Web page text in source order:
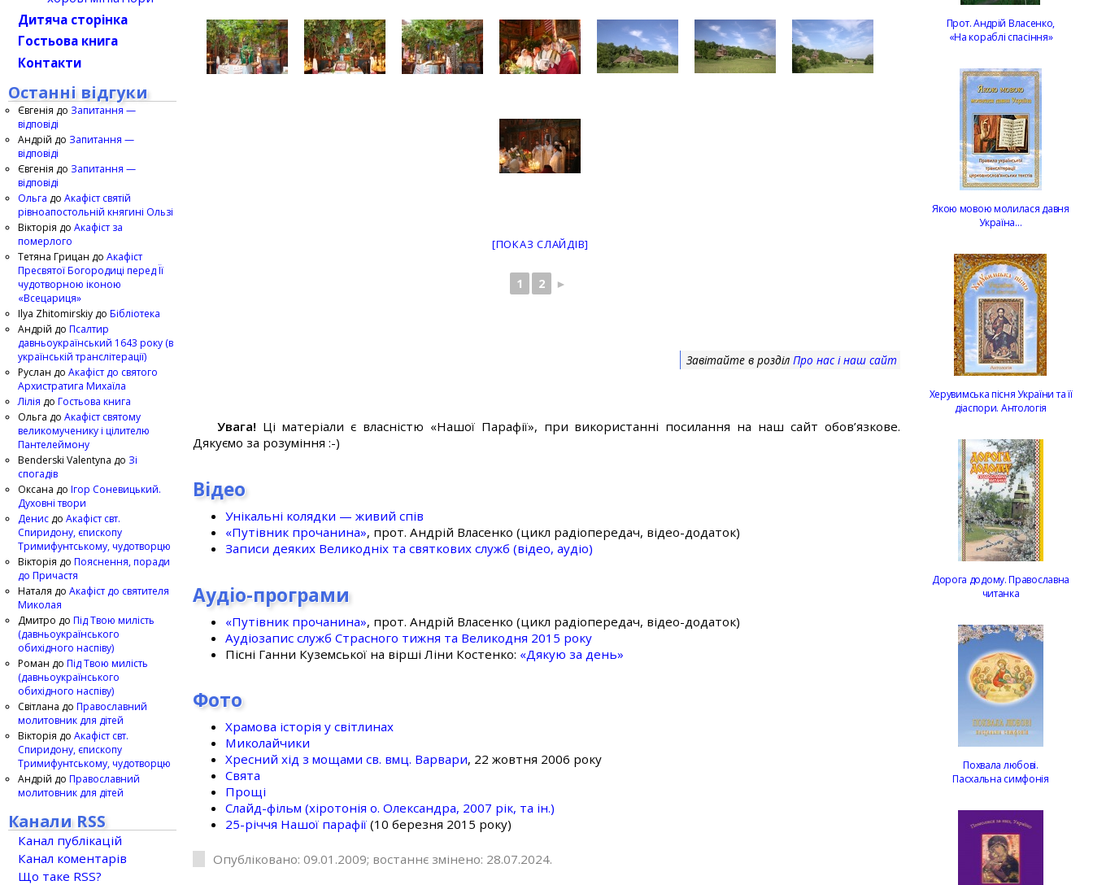
[ПОКАЗ СЛАЙДІВ]
1 2 ►
Завітайте в розділ Про нас і наш сайт
Увага! Ці матеріали є власністю «Нашої Парафії», при використанні посилання на наш сайт обов’язкове.
Дякуємо за розуміння :-)
Відео
Унікальні колядки — живий спів
«Путівник прочанина», прот. Андрій Власенко (цикл радіопередач, відео-додаток)
Записи деяких Великодніх та святкових служб (відео, аудіо)
Аудіо-програми
«Путівник прочанина», прот. Андрій Власенко (цикл радіопередач, відео-додаток)
Аудіозапис служб Страсного тижня та Великодня 2015 року
Пісні Ганни Куземської на вірші Ліни Костенко: «Дякую за день»
Фото
Храмова історія у світлинах
Миколайчики
Хресний хід з мощами св. вмц. Варвари, 22 жовтня 2006 року
Свята
Прощі
Слайд-фільм (хіротонія о. Олександра, 2007 рік, та ін.)
25-рiччя Нашої парафiї (10 березня 2015 року)
Опубліковано: 09.01.2009; востаннє змінено: 28.07.2024.
Дитяча сторінка
Гостьова книга
Контакти
Останні відгуки
Євгенія до Запитання —
відповіді
Андрій до Запитання —
відповіді
Євгенія до Запитання —
відповіді
Ольга до Акафіст святій
рівноапостольній княгині Ользі
Вікторія до Акафіст за
померлого
Тетяна Грицан до Акафіст
Пресвятої Богородиці перед Її
чудотворною іконою
«Всецариця»
Ilya Zhitomirskiy до Бібліотека
Андрій до Псалтир
давньоукраїнський 1643 року (в
українській транслітерації)
Руслан до Акафіст до святого
Архистратига Михаїла
Лілія до Гостьова книга
Ольга до Акафіст святому
великомученику і цілителю
Пантелеймону
Benderski Valentyna до Зі
спогадів
Оксана до Ігор Соневицький.
Духовні твори
Денис до Акафіст свт.
Спиридону, єпископу
Тримифунтському, чудотворцю
Вікторія до Пояснення, поради
до Причастя
Наталя до Акафіст до святителя
Миколая
Дмитро до Під Твою милість
(давньоукраїнського
обихідного наспіву)
Роман до Під Твою милість
(давньоукраїнського
обихідного наспіву)
Світлана до Православний
молитовник для дітей
Вікторія до Акафіст свт.
Спиридону, єпископу
Тримифунтському, чудотворцю
Андрій до Православний
молитовник для дітей
Канали RSS
Канал публікацій
Канал коментарів
Що таке RSS?
Прот. Андрій Власенко,
«На кораблі спасіння»
Якою мовою молилася давня
Україна…
Херувимська пісня України та її
діаспори. Антологія
Дорога додому. Православна
читанка
Похвала любові.
Пасхальна симфонія